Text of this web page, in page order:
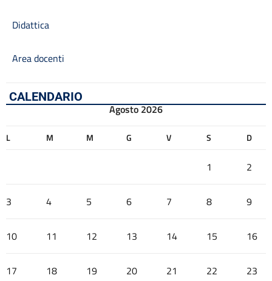
Didattica
Area docenti
CALENDARIO
Agosto 2026
L M M G V S D
1 2
3 4 5 6 7 8 9
10 11 12 13 14 15 16
17 18 19 20 21 22 23